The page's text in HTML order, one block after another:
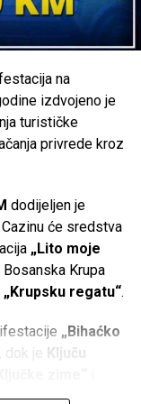
na
izdvojeno je
turističke
privrede kroz
dodijeljen je
Cazinu će sredstva
„Lito moje
Krupa
„Krupsku regatu“.
„Bihaćko
dok je Ključu